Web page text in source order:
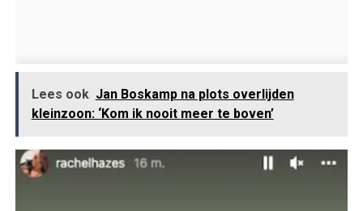
Lees ook Jan Boskamp na plots overlijden
kleinzoon: ‘Kom ik nooit meer te boven’